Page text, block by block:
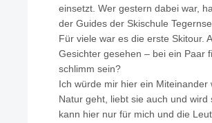
einsetzt. Wer gestern dabei war,
der Guides der Skischule
Für viele war es die erste Skitour.
Gesichter gesehen – bei ein Paar
schlimm sein?
Ich würde mir hier ein
Natur geht, liebt sie auch und
kann hier nur für mich und die